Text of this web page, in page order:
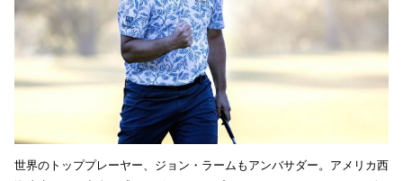
世界のトッププレーヤー、ジョン・ラームもアンバサダー。アメリカ西